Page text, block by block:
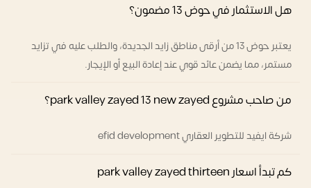
هل الاستثمار في حوض 13 مضمون؟
يعتبر حوض 13 من أرقى مناطق زايد الجديدة، والطلب عليه في تزايد
مستمر، مما يضمن عائد قوي عند إعادة البيع أو الإيجار.
من صاحب مشروع park valley zayed 13 new zayed؟
شركة ايفيد للتطوير العقاري efid development
كم تبدأ اسعار park valley zayed thirteen